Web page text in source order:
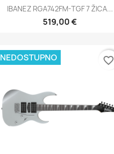
Brzi pregled
IBANEZ RGA742FM-TGF 7 ŽICA...
519,00 €
NEDOSTUPNO favorite_border